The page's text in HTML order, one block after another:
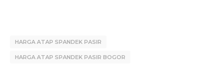
HARGA ATAP SPANDEK PASIR
HARGA ATAP SPANDEK PASIR BOGOR